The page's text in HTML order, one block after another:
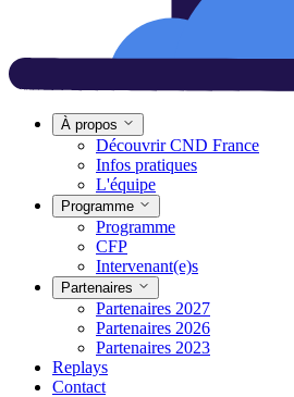
À propos
Découvrir CND France
Infos pratiques
L'équipe
Programme
Programme
CFP
Intervenant(e)s
Partenaires
Partenaires 2027
Partenaires 2026
Partenaires 2023
Replays
Contact